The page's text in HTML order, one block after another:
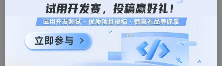
脑启社区小助理
109人浏览 · 2025-07-24 09:25:04